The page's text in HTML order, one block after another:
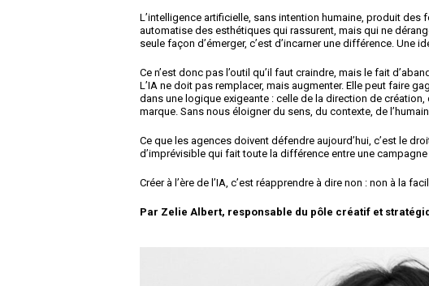
L’intelligence artificielle, sans intention humaine, produit des
automatise des esthétiques qui rassurent, mais qui ne
seule façon d’émerger, c’est d’incarner une différence. Une
Ce n’est donc pas l’outil qu’il faut craindre, mais le fait
L’IA ne doit pas remplacer, mais augmenter. Elle peut faire
dans une logique exigeante : celle de la direction de
marque. Sans nous éloigner du sens, du contexte, de
Ce que les agences doivent défendre aujourd’hui, c’est le
d’imprévisible qui fait toute la différence entre une
Créer à l’ère de l’IA, c’est réapprendre à dire non : non à la
Par Zelie Albert, responsable du pôle créatif et